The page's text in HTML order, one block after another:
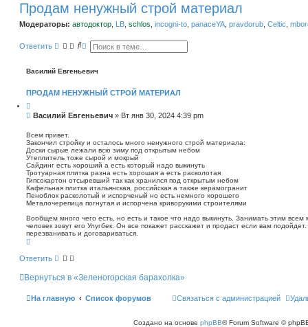
Продам ненужный строй материал
Модераторы: автодоктор LB schlos incogni-to panaceYA pravdorub Celtic
Ответить
П
с
Р
ш
е
ы
о
и
с
к
Василий Евгеньевич
ПРОДАМ НЕНУЖНЫЙ СТРОЙ МАТЕРИАЛ
С
о
б
щ
е
н
и
е
Василий Евгеньевич » Вт янв 30, 2024 4:39 pm
Всем привет.
Закончил стройку и осталось много ненужного строй материала:
Доски сырые лежали всю зиму под открытым небом
Утеплитель тоже сырой и мокрый
Сайдинг есть хороший а есть который надо выкинуть
Тротуарная плитка разна есть хорошая а есть расколотая
Гипсокартон отсыревший так как хранился под открытым небом
Кафельная плитка итальянская, российская а также керамогранит
Пеноблок расколотый и испорченый но есть немного хорошего
Металочерепица погнутая и испорчена криворукими строителями
Вообщем много чего есть, но есть и такое что надо выкинуть. Занимать этим всем
человек зовут его Улугбек. Он все покажет расскажет и продаст если вам
перезванивать и договариваться.
н
т
я
Ответить
Вернуться в «Зеленогорская барахолка»
На главную Список форумов Связаться с администрацией
Создано на основе phpBB® Forum Software ©